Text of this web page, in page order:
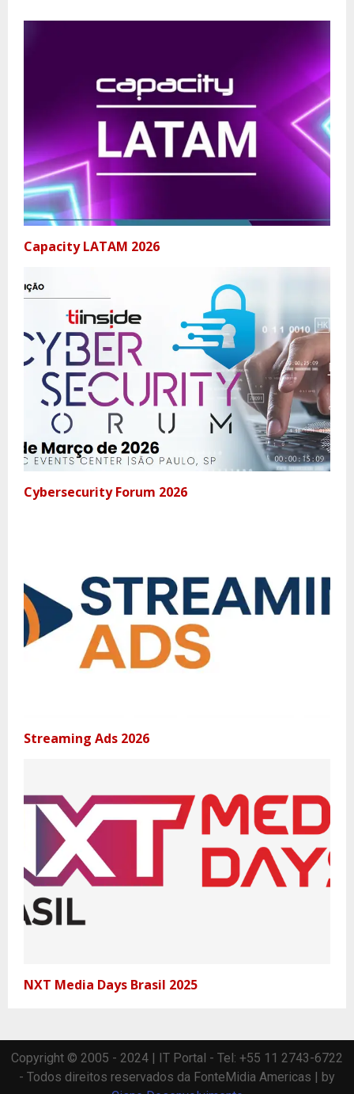
Capacity LATAM 2026
Cybersecurity Forum 2026
Streaming Ads 2026
NXT Media Days Brasil 2025
Copyright © 2005 - 2024 | IT Portal - Tel: +55 11 2743-6722
- Todos direitos reservados da FonteMidia Americas | by